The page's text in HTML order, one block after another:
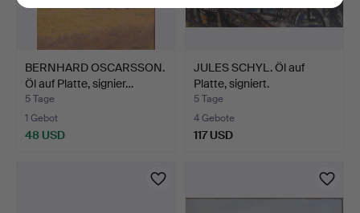
BERNHARD OSCARSSON.
Öl auf Platte, signier…
5 Tage
1 Gebot
48 USD
JULES SCHYL. Öl auf
Platte, signiert.
5 Tage
4 Gebote
117 USD